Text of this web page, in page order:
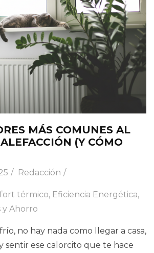
MÁS COMUNES AL
(Y CÓMO
Redacción
térmico, Eficiencia Energética,
y Ahorro
no hay nada como llegar a casa,
sentir ese calorcito que te hace